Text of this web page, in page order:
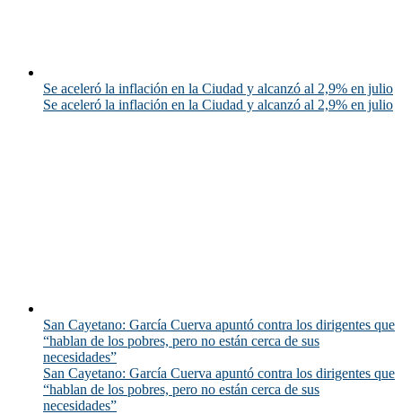
Se aceleró la inflación en la Ciudad y alcanzó al 2,9% en julio
Se aceleró la inflación en la Ciudad y alcanzó al 2,9% en julio
San Cayetano: García Cuerva apuntó contra los dirigentes que
“hablan de los pobres, pero no están cerca de sus
necesidades”
San Cayetano: García Cuerva apuntó contra los dirigentes que
“hablan de los pobres, pero no están cerca de sus
necesidades”